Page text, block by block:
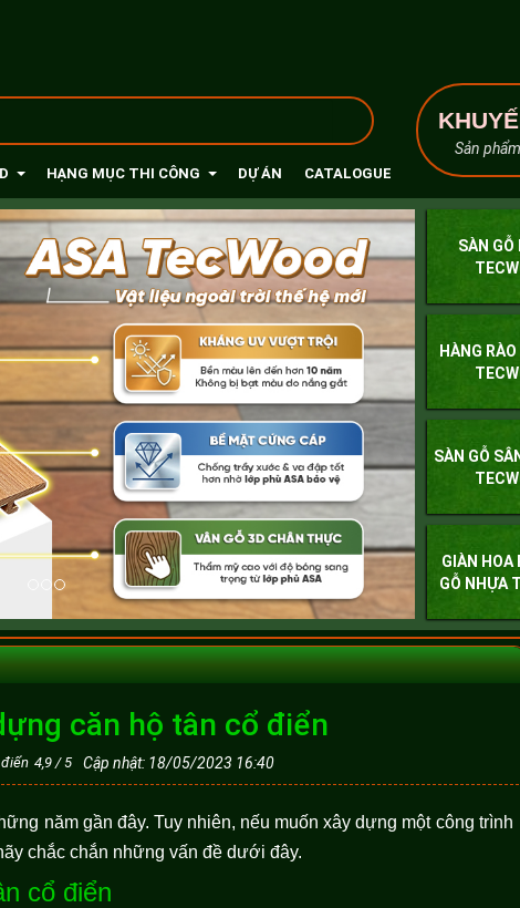
HẠNG MỤC THI CÔNG DỰ ÁN CATALOGUE
Sản
SÀN GỖ
HÀNG
SÀN GỖ
GIÀN HOA
GỖ NHỰA
căn hộ tân cổ điển
4,9 /5 Cập nhật: 18/05/2023 16:40
năm gần đây. Tuy nhiên, nếu muốn xây dựng một công trình
chắc chắn những vấn đề dưới đây.
cổ điển